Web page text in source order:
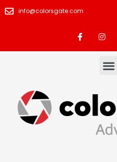
info@colorsgate.com